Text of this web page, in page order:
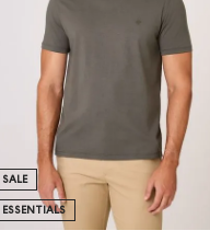
SALE
ESSENTIALS